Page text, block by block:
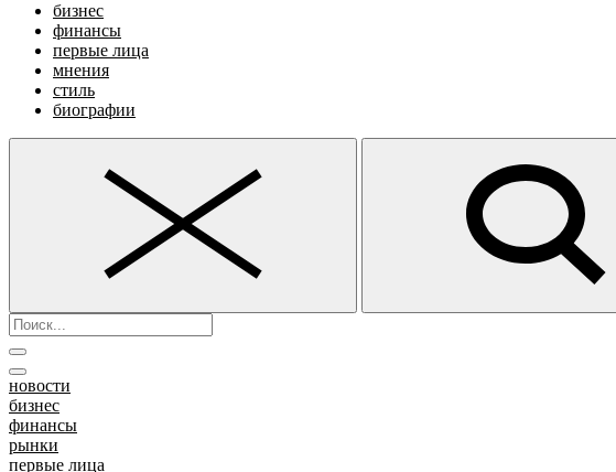
бизнес
финансы
первые лица
мнения
стиль
биографии
новости
бизнес
финансы
рынки
первые лица